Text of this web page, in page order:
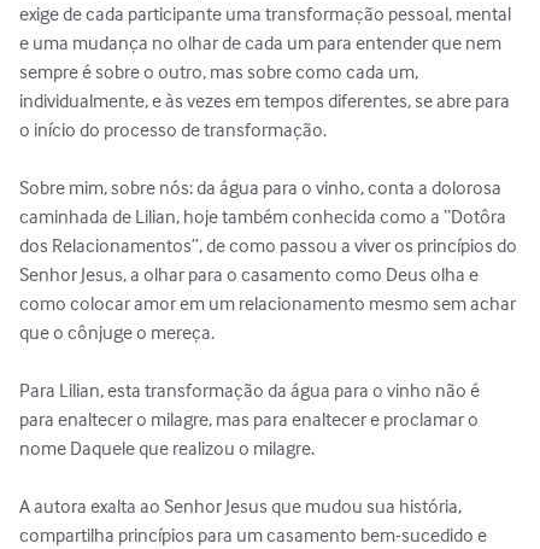
exige de cada participante uma transformação pessoal, mental
e uma mudança no olhar de cada um para entender que nem
sempre é sobre o outro, mas sobre como cada um,
individualmente, e às vezes em tempos diferentes, se abre para
o início do processo de transformação.
Sobre mim, sobre nós: da água para o vinho, conta a dolorosa
caminhada de Lilian, hoje também conhecida como a “Dotôra
dos Relacionamentos”, de como passou a viver os princípios do
Senhor Jesus, a olhar para o casamento como Deus olha e
como colocar amor em um relacionamento mesmo sem achar
que o cônjuge o mereça.
Para Lilian, esta transformação da água para o vinho não é
para enaltecer o milagre, mas para enaltecer e proclamar o
nome Daquele que realizou o milagre.
A autora exalta ao Senhor Jesus que mudou sua história,
compartilha princípios para um casamento bem-sucedido e